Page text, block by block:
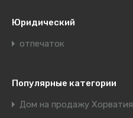
Юридический
отпечаток
Популярные категории
Дом на продажу Хорватия